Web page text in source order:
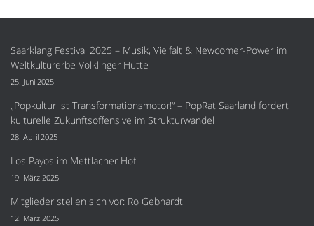
Saarklang Festival 2025 – Musik, Vielfalt & Newcomer-Power im
Weltkulturerbe Völklinger Hütte
25. Juni 2025
„Popkultur ist Transformationsmotor!“ – PopRat Saarland fordert
kulturelle Zukunftsoffensive im Strukturwandel
28. April 2025
Los Payos im Mettlacher Hof
19. März 2025
Mitglieder stellen sich vor: Ro Gebhardt
12. März 2025